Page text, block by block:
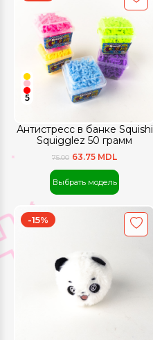
Антистресс в банке Squishi
Squigglez 50 грамм
5
75.00 63.75 MDL
Выбрать модель
-15%